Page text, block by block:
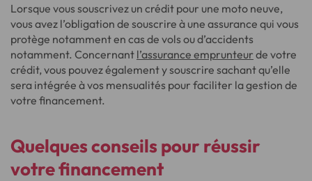
Lorsque vous souscrivez un crédit pour une moto neuve,
vous avez l’obligation de souscrire à une assurance qui vous
protège notamment en cas de vols ou d’accidents
notamment. Concernant l’assurance emprunteur de votre
crédit, vous pouvez également y souscrire sachant qu’elle
sera intégrée à vos mensualités pour faciliter la gestion de
votre financement.
Quelques conseils pour réussir
votre financement